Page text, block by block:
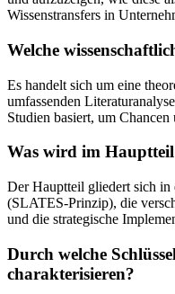
Wissenstransfers in
Welche
Es handelt sich um eine
umfassenden
Studien basiert, um
Was wird im
Der Hauptteil gliedert sich in
(SLATES-Prinzip), die
und die strategische
Durch welche
charakterisieren?